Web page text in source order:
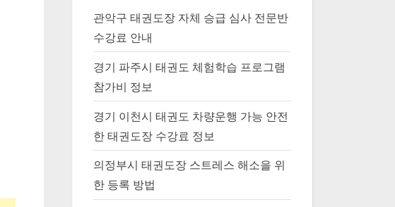
관악구 태권도장 자체 승급 심사 전문반
수강료 안내
경기 파주시 태권도 체험학습 프로그램
참가비 정보
경기 이천시 태권도 차량운행 가능 안전
한 태권도장 수강료 정보
의정부시 태권도장 스트레스 해소을 위
한 등록 방법